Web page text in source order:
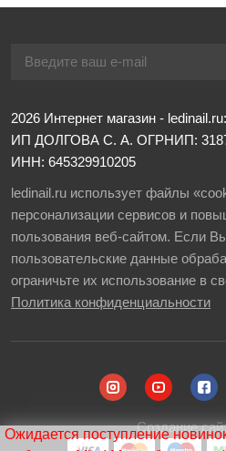
2026 Интернет магазин -
ИП ДОЛГОВА С. А. ОГРНИП:
ИНН: 645329910205
ledinail.ru использует файлы
персонализации сервисов и
пользования веб-сайтом. Если
пользовательские данные
ограничьте их использование в
Политика конфиденциальности
Создание
Ожидается поступление